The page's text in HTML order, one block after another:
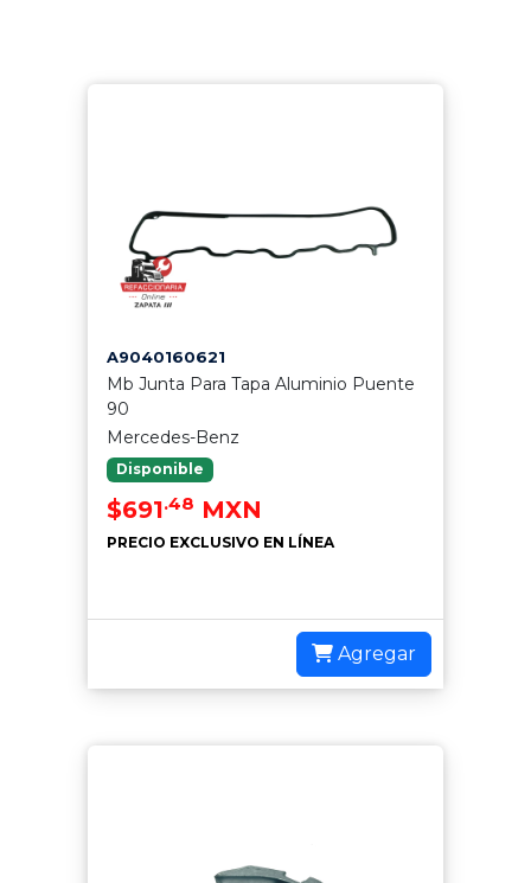
A9040160621
Mb Junta Para Tapa Aluminio Puente
90
Mercedes-Benz
Disponible
$691.48 MXN
PRECIO EXCLUSIVO EN LÍNEA
Agregar